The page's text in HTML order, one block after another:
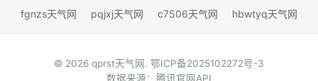
fgnzs天气网
pqjxj天气网 c7506天气网 hbwtyq天气网
© 2026 qprst天气网. 鄂ICP备2025102272号-3
数据来源：腾讯官网API